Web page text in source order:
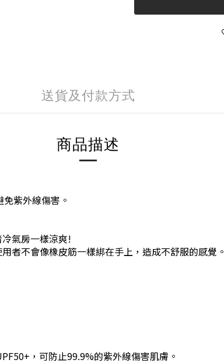
送貨及付款方式
商品描述
紫外線傷害。
氣房一樣涼爽!
者不會像橡皮筋一樣綁在手上，造成不舒服的感覺。
，可防止99.9%的紫外線傷害肌膚。